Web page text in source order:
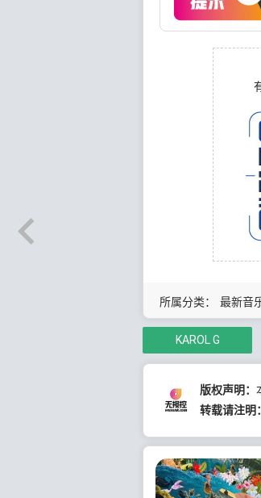
所属分类： 最新音
KAROL G
版权声明：
转载请注明：